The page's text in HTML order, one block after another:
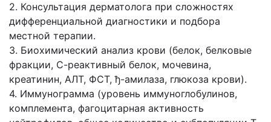
2. Консультация дерматолога при сложностях
дифференциальной диагностики и подбора
местной терапии.
3. Биохимический анализ крови (белок, белковые
фракции, С-реактивный белок, мочевина,
креатинин, АЛТ, ФСТ, ђ-амилаза, глюкоза крови).
4. Иммунограмма (уровень иммуноглобулинов,
комплемента, фагоцитарная активность